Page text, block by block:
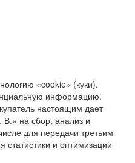
«cookie» (куки).
информацию.
настоящим дает
на сбор, анализ и
для передачи третьим
и оптимизации